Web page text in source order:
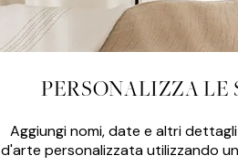
PERSONALIZZA LE
Aggiungi nomi, date e altri
d'arte personalizzata utilizzando